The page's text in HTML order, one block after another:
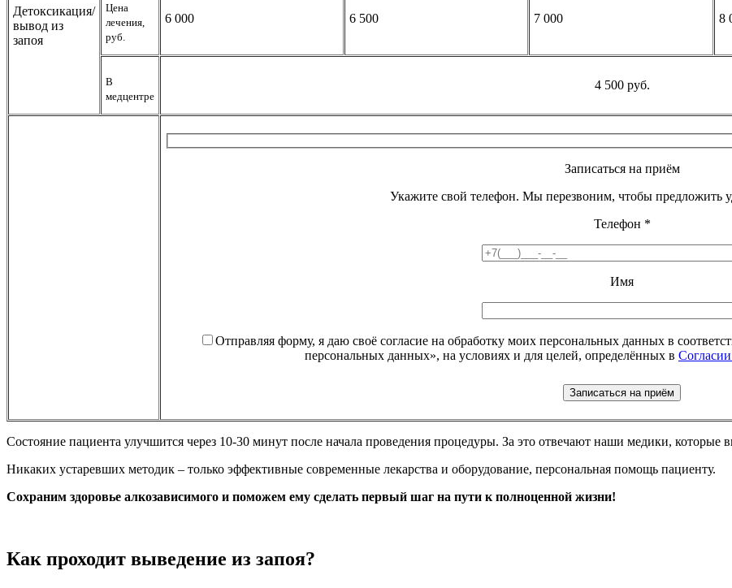
Детоксикация/
вывод из
запоя
Цена
лечения,
руб.
6 000 6 500 7 000 8
В
медцентре
4 500 руб.
Записаться на приём
Укажите свой телефон. Мы перезвоним, чтобы предложить
Телефон *
Имя
Отправляя форму, я даю своё согласие на обработку моих персональных данных в
персональных данных», на условиях и для целей, определённых в
Состояние пациента улучшится через 10-30 минут после начала проведения процедуры. За это отвечают наши медики, которые
Никаких устаревших методик – только эффективные современные лекарства и оборудование, персональная помощь пациенту.
Сохраним здоровье алкозависимого и поможем ему сделать первый шаг на пути к полноценной жизни!
Как проходит выведение из запоя?